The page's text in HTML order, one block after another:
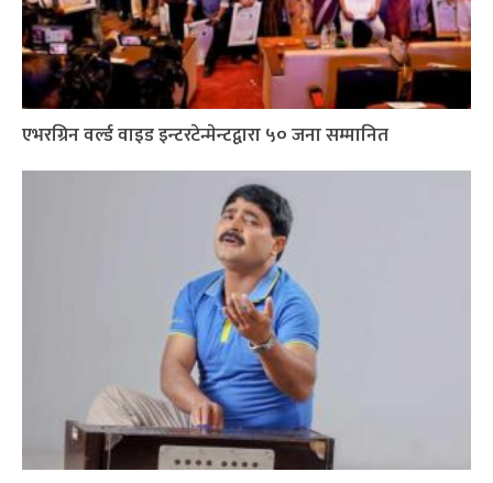
एभरग्रिन वर्ल्ड वाइड इन्टरटेन्मेन्टद्वारा ५० जना सम्मानित